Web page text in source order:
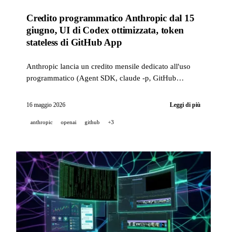
Credito programmatico Anthropic dal 15
giugno, UI di Codex ottimizzata, token
stateless di GitHub App
Anthropic lancia un credito mensile dedicato all'uso
programmatico (Agent SDK, claude -p, GitHub
con scorciatoie personalizzabili e miglioramenti delle
installazione stateless.
16 maggio 2026 Leggi di più
anthropic openai github +3